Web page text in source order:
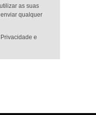
as suas
qualquer
e